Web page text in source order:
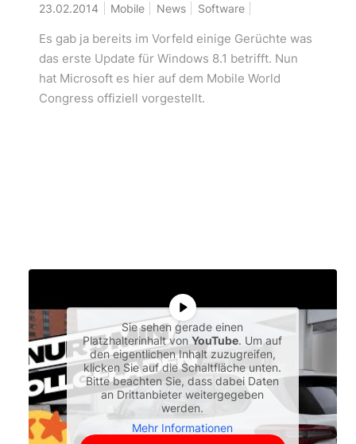
23.02.2014 Mobile News Software
Es gab ja bereits im Vorfeld einige Gerüchte was
das erste Update für Windows 8.1 betrifft. Nun
hat Microsoft es hier auf dem Mobile World
Congress offiziell vorgestellt.
Sie sehen gerade einen
Platzhalterinhalt vonYouTube. Um auf
den eigentlichen Inhalt zuzugreifen,
klicken Sie auf die Schaltfläche unten.
Bitte beachten Sie, dass dabei Daten
an Drittanbieter weitergegeben
werden.
Mehr Informationen